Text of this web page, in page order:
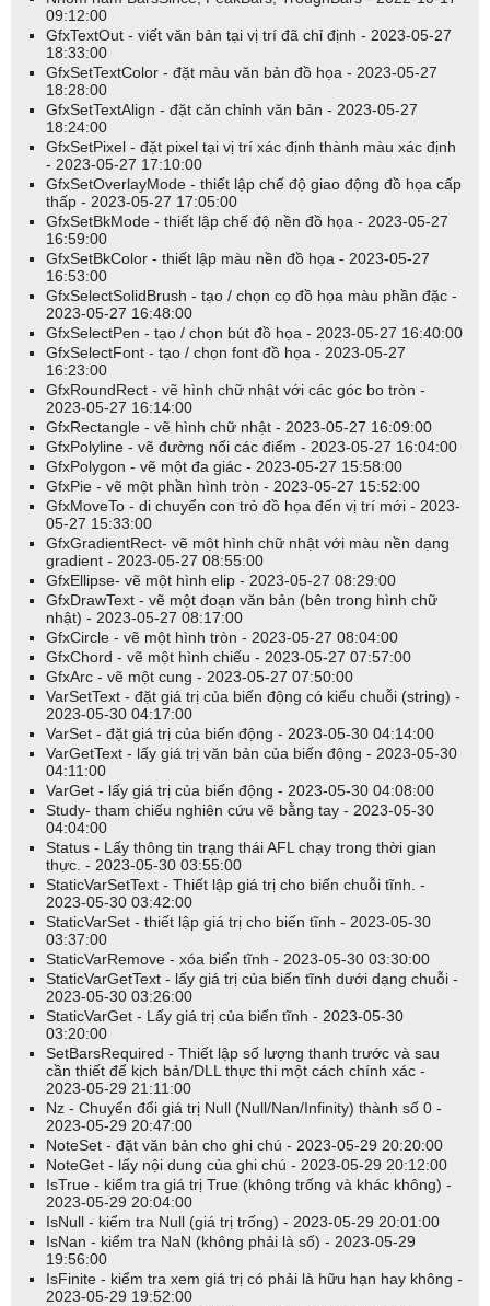
sẽ được trả về.
Để chọn phạm vi, bạn phải nhấp đúp vào biểu đồ ở đầu phạm vi và
sau đó nhấp đúp vào biểu đồ ở cuối phạm vi. Sau đó, các đánh
dấu > < sẽ xuất hiện trên trục ngày.
Ví dụ
1. Chú thích đơn giản:
WriteVal(BeginValue(DateTime()), formatDateTime);
WriteVal(EndValue(DateTime()), formatDateTime);
"Phần trăm thay đổi của giá đóng cửa là " +
WriteVal(100 * (EndValue(Close) - BeginValue(Close)) /
BeginValue(Close)) + "%";
2. Lấy số lượng thanh trong phạm vi và tính toán một số thông số
cho phạm vi đó:
Period = EndValue(BarIndex()) - BeginValue(BarIndex());
StandardDeviationInTheRange = EndValue(StDev(Close,
Period));
Chia sẻ:
09:12:00
GfxTextOut - viết văn bản tại vị trí đã chỉ định - 2023-05-27
18:33:00
GfxSetTextColor - đặt màu văn bản đồ họa - 2023-05-27
18:28:00
GfxSetTextAlign - đặt căn chỉnh văn bản - 2023-05-27
18:24:00
GfxSetPixel - đặt pixel tại vị trí xác định thành màu xác định
- 2023-05-27 17:10:00
GfxSetOverlayMode - thiết lập chế độ giao động đồ họa cấp
thấp - 2023-05-27 17:05:00
GfxSetBkMode - thiết lập chế độ nền đồ họa - 2023-05-27
16:59:00
GfxSetBkColor - thiết lập màu nền đồ họa - 2023-05-27
16:53:00
GfxSelectSolidBrush - tạo / chọn cọ đồ họa màu phần đặc -
2023-05-27 16:48:00
GfxSelectPen - tạo / chọn bút đồ họa - 2023-05-27 16:40:00
GfxSelectFont - tạo / chọn font đồ họa - 2023-05-27
16:23:00
GfxRoundRect - vẽ hình chữ nhật với các góc bo tròn -
2023-05-27 16:14:00
GfxRectangle - vẽ hình chữ nhật - 2023-05-27 16:09:00
GfxPolyline - vẽ đường nối các điểm - 2023-05-27 16:04:00
GfxPolygon - vẽ một đa giác - 2023-05-27 15:58:00
GfxPie - vẽ một phần hình tròn - 2023-05-27 15:52:00
GfxMoveTo - di chuyển con trỏ đồ họa đến vị trí mới - 2023-
05-27 15:33:00
GfxGradientRect- vẽ một hình chữ nhật với màu nền dạng
gradient - 2023-05-27 08:55:00
GfxEllipse- vẽ một hình elip - 2023-05-27 08:29:00
GfxDrawText - vẽ một đoạn văn bản (bên trong hình chữ
nhật) - 2023-05-27 08:17:00
GfxCircle - vẽ một hình tròn - 2023-05-27 08:04:00
GfxChord - vẽ một hình chiếu - 2023-05-27 07:57:00
GfxArc - vẽ một cung - 2023-05-27 07:50:00
VarSetText - đặt giá trị của biến động có kiểu chuỗi (string) -
2023-05-30 04:17:00
VarSet - đặt giá trị của biến động - 2023-05-30 04:14:00
VarGetText - lấy giá trị văn bản của biến động - 2023-05-30
04:11:00
VarGet - lấy giá trị của biến động - 2023-05-30 04:08:00
Study- tham chiếu nghiên cứu vẽ bằng tay - 2023-05-30
04:04:00
Status - Lấy thông tin trạng thái AFL chạy trong thời gian
thực. - 2023-05-30 03:55:00
StaticVarSetText - Thiết lập giá trị cho biến chuỗi tĩnh. -
2023-05-30 03:42:00
StaticVarSet - thiết lập giá trị cho biến tĩnh - 2023-05-30
03:37:00
StaticVarRemove - xóa biến tĩnh - 2023-05-30 03:30:00
StaticVarGetText - lấy giá trị của biến tĩnh dưới dạng chuỗi -
2023-05-30 03:26:00
StaticVarGet - Lấy giá trị của biến tĩnh - 2023-05-30
03:20:00
SetBarsRequired - Thiết lập số lượng thanh trước và sau
cần thiết để kịch bản/DLL thực thi một cách chính xác -
2023-05-29 21:11:00
Nz - Chuyển đổi giá trị Null (Null/Nan/Infinity) thành số 0 -
2023-05-29 20:47:00
NoteSet - đặt văn bản cho ghi chú - 2023-05-29 20:20:00
NoteGet - lấy nội dung của ghi chú - 2023-05-29 20:12:00
IsTrue - kiểm tra giá trị True (không trống và khác không) -
2023-05-29 20:04:00
IsNull - kiểm tra Null (giá trị trống) - 2023-05-29 20:01:00
IsNan - kiểm tra NaN (không phải là số) - 2023-05-29
19:56:00
IsFinite - kiểm tra xem giá trị có phải là hữu hạn hay không -
2023-05-29 19:52:00